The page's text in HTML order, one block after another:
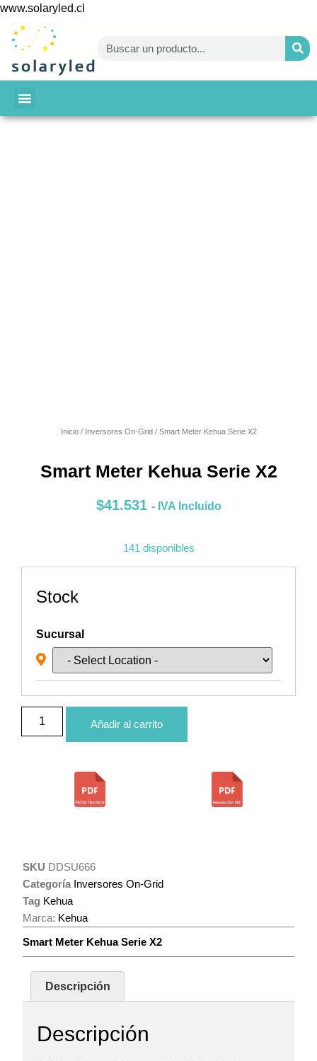
www.solaryled.cl
Inicio/ Inversores On-Grid / Smart Meter Kehua Serie X2
Smart Meter Kehua Serie X2
$41.531 - IVA Incluido
141 disponibles
Stock
Sucursal
Añadir al carrito
SKU DDSU666
Categoría Inversores On-Grid
Tag Kehua
Marca: Kehua
Smart Meter Kehua Serie X2
Descripción
Descripción